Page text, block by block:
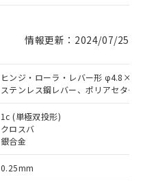
情報更新：2024/07/25
ヒンジ・ローラ・レバー形
ステンレス鋼レバー、ポリアセター
1c (単極双投形)
クロスバ
銀合金
0.25mm